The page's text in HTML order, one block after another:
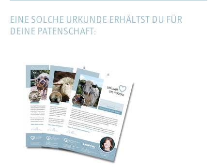
EINE SOLCHE URKUNDE ERHÄLTST DU FÜR
DEINE PATENSCHAFT: